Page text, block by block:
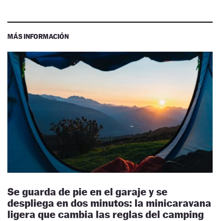
MÁS INFORMACIÓN
Se guarda de pie en el garaje y se
despliega en dos minutos: la minicaravana
ligera que cambia las reglas del camping